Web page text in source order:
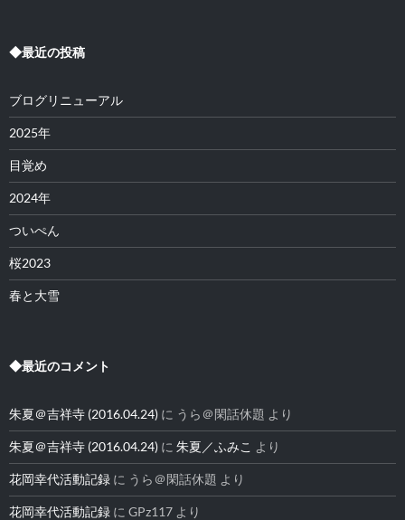
◆最近の投稿
ブログリニューアル
2025年
目覚め
2024年
ついぺん
桜2023
春と大雪
◆最近のコメント
朱夏＠吉祥寺 (2016.04.24) に うら＠閑話休題 より
朱夏＠吉祥寺 (2016.04.24) に 朱夏／ふみこ より
花岡幸代活動記録 に うら＠閑話休題 より
花岡幸代活動記録 に GPz117 より